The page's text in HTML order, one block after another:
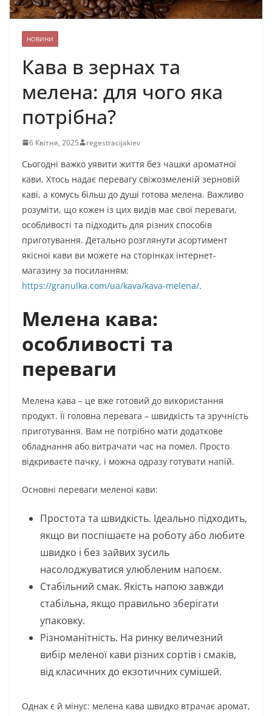
НОВИНИ
Кава в зернах та
мелена: для чого яка
потрібна?
6 Квітня, 2025 regestracijakiev
Сьогодні важко уявити життя без чашки ароматної
кави. Хтось надає перевагу свіжозмеленій зерновій
каві, а комусь більш до душі готова мелена. Важливо
розуміти, що кожен із цих видів має свої переваги,
особливості та підходить для різних способів
приготування. Детально розглянути асортимент
якісної кави ви можете на сторінках інтернет-
магазину за посиланням:
https://granulka.com/ua/kava/kava-melena/.
Мелена кава:
особливості та
переваги
Мелена кава – це вже готовий до використання
продукт. Її головна перевага – швидкість та зручність
приготування. Вам не потрібно мати додаткове
обладнання або витрачати час на помел. Просто
відкриваєте пачку, і можна одразу готувати напій.
Основні переваги меленої кави:
Простота та швидкість. Ідеально підходить,
якщо ви поспішаєте на роботу або любите
швидко і без зайвих зусиль
насолоджуватися улюбленим напоєм.
Стабільний смак. Якість напою завжди
стабільна, якщо правильно зберігати
упаковку.
Різноманітність. На ринку величезний
вибір меленої кави різних сортів і смаків,
від класичних до екзотичних сумішей.
Однак є й мінус: мелена кава швидко втрачає аромат,